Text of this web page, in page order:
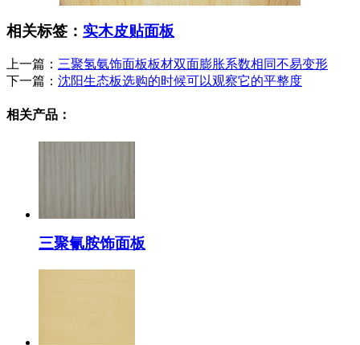
相关标签： 实木皮贴面板
上一篇： 三聚氢氨饰面板板材双面膨胀系数相同不易变形
下一篇： 沈阳生态板选购的时候可以观察它的平整度
相关产品：
三聚氰胺饰面板